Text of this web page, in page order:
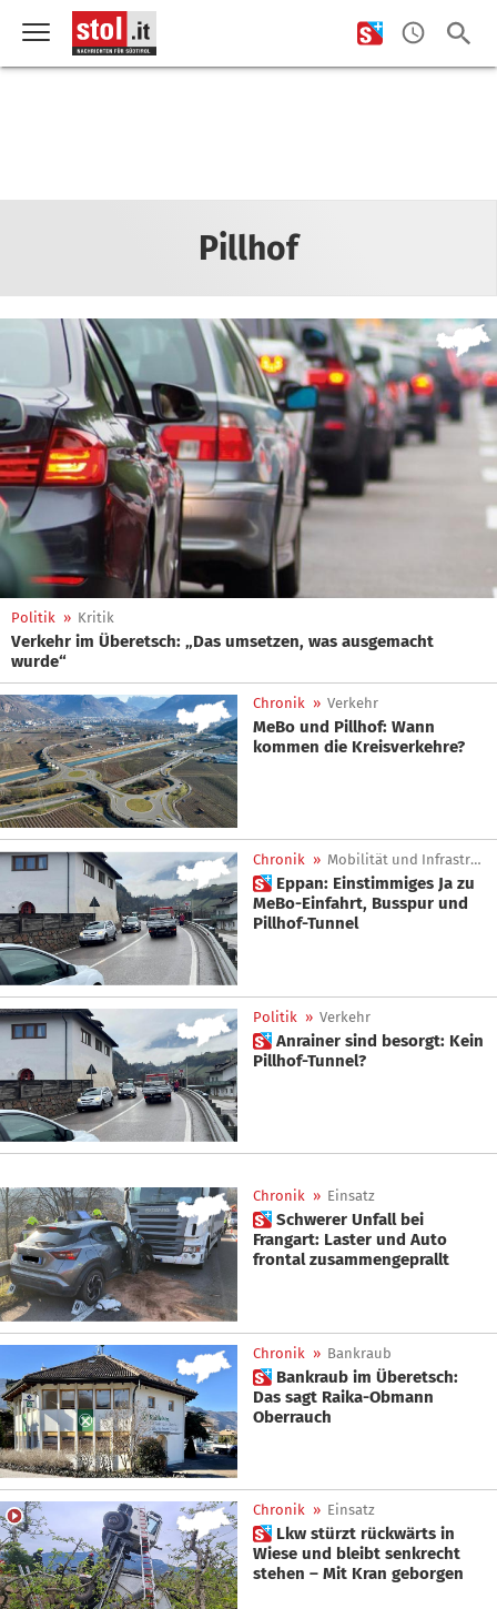
Pillhof
Politik » Kritik
Verkehr im Überetsch: „Das umsetzen, was ausgemacht
wurde“
Chronik » Verkehr
MeBo und Pillhof: Wann
kommen die Kreisverkehre?
Chronik » Mobilität und Infrastrukturen
 Eppan: Einstimmiges Ja zu
MeBo-Einfahrt, Busspur und
Pillhof-Tunnel
Politik » Verkehr
 Anrainer sind besorgt: Kein
Pillhof-Tunnel?
Chronik » Einsatz
 Schwerer Unfall bei
Frangart: Laster und Auto
frontal zusammengeprallt
Chronik » Bankraub
 Bankraub im Überetsch:
Das sagt Raika-Obmann
Oberrauch
Chronik » Einsatz
 Lkw stürzt rückwärts in
Wiese und bleibt senkrecht
stehen – Mit Kran geborgen